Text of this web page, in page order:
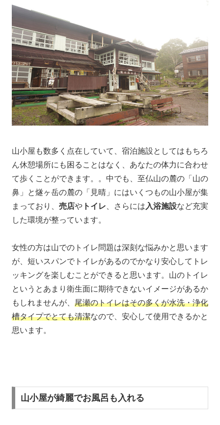
山小屋も数多く点在していて、宿泊施設としてはもちろ
ん休憩場所にも困ることはなく、あなたの体力に合わせ
て歩くことができます。。中でも、至仏山の麓の「山の
鼻」と燧ヶ岳の麓の「見晴」にはいくつもの山小屋が集
まっており、 売店や トイレ 、さらには 入浴施設など充実
した環境が整っています。
女性の方は山でのトイレ問題は深刻な悩みかと思います
が、短いスパンでトイレがあるのでかなり安心してトレ
ッキングを楽しむことができると思います。山のトイレ
というとあまり衛生面に期待できないイメージがあるか
もしれませんが、 尾瀬のトイレはその多くが水洗・浄化
槽タイプでとても清潔なので、安心して使用できるかと
思います。
山小屋が綺麗でお風呂も入れる